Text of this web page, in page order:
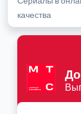
качества